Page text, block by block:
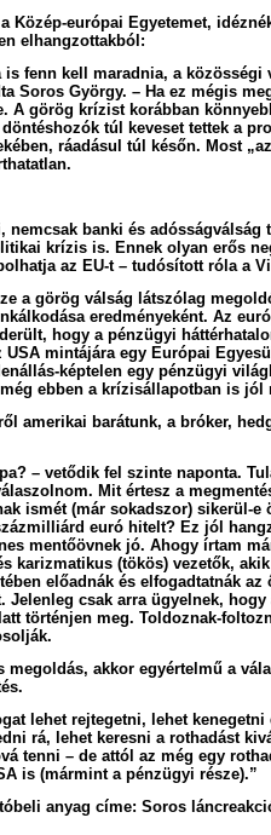
Közép-európai Egyetemet,
elhangzottakból:
is fenn kell maradnia, a közösségi
Soros György. – Ha ez mégis
A görög krízist korábban
túl keveset tettek a
ráadásul túl későn. Most
nemcsak banki és adósságválság
krízis is. Ennek olyan erős
az EU-t – tudósított róla a
a görög válság látszólag
eredményeként. Az
hogy a pénzügyi
mintájára egy Európai
képtelen egy pénzügyi
ebben a krízisállapotban is jól
amerikai barátunk, a bróker,
– vetődik fel szinte naponta.
Mit értesz a
ismét (már sokadszor) sikerül-e
euró hitelt? Ez jól
mentőövnek jó. Ahogy írtam
karizmatikus (tökös) vezetők,
előadnák és elfogadtatnák
Jelenleg csak arra ügyelnek, hogy
történjen meg. Toldoznak-
megoldás, akkor egyértelmű a
lehet rejtegetni, lehet kenegetni
rá, lehet keresni a rothadást
tenni – de attól az még egy
is (mármint a pénzügyi része).”
anyag címe: Soros